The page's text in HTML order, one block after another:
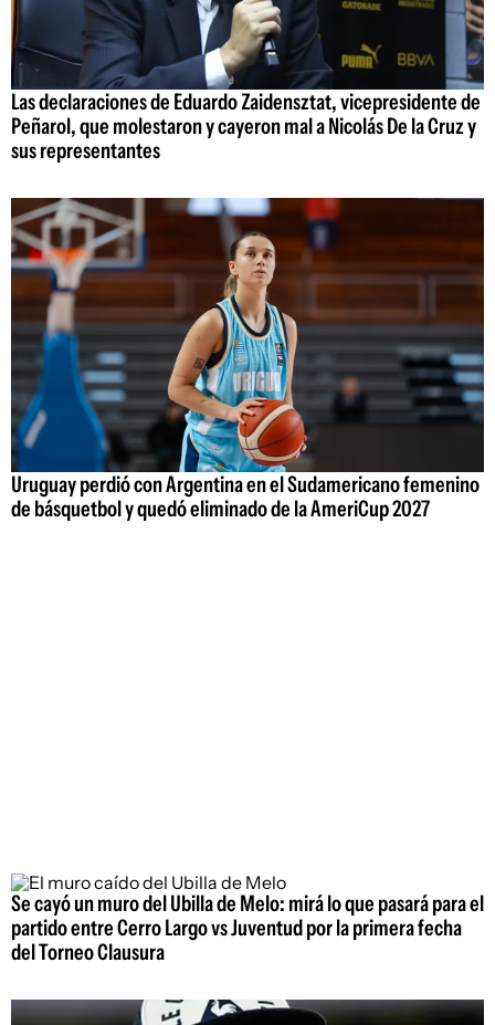
Las declaraciones de Eduardo Zaidensztat, vicepresidente de
Peñarol, que molestaron y cayeron mal a Nicolás De la Cruz y
sus representantes
Uruguay perdió con Argentina en el Sudamericano femenino
de básquetbol y quedó eliminado de la AmeriCup 2027
Se cayó un muro del Ubilla de Melo: mirá lo que pasará para el
partido entre Cerro Largo vs Juventud por la primera fecha
del Torneo Clausura